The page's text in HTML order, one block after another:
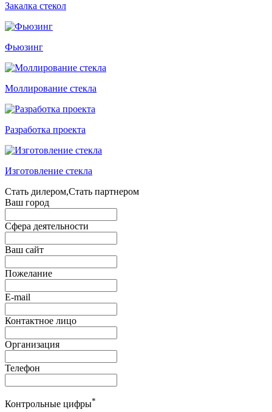
Закалка стекол
Фьюзинг
Моллирование стекла
Разработка проекта
Изготовление стекла
Стать дилером,Стать партнером
Ваш город
Сфера деятельности
Ваш сайт
Пожелание
E-mail
Контактное лицо
Организация
Телефон
Контрольные цифры*